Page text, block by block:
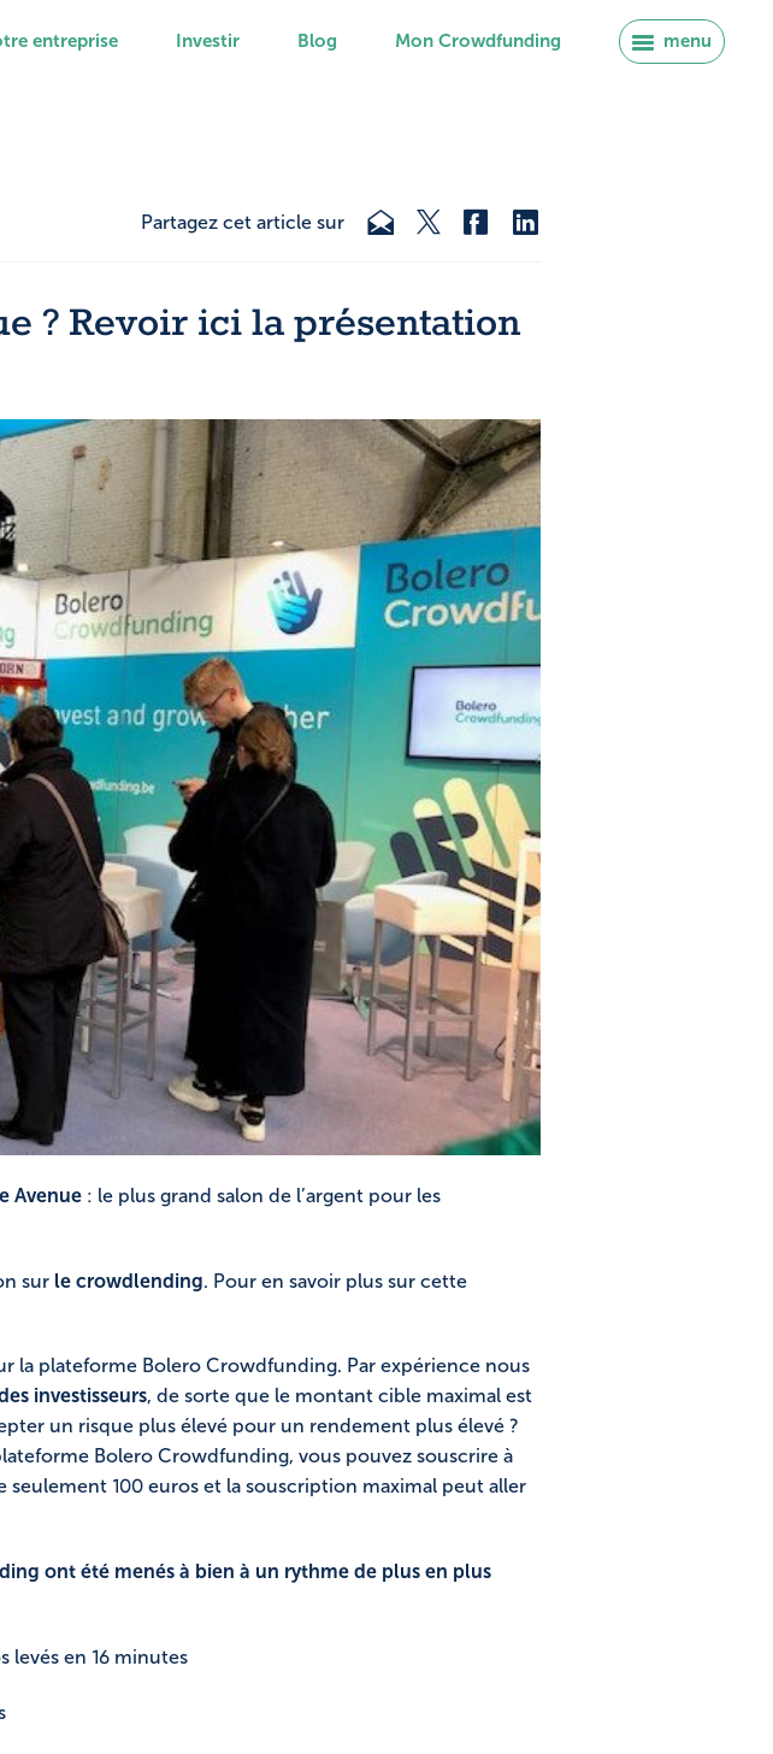
entreprise Investir Blog Mon Crowdfunding menu
Partagez cet article sur
? Revoir ici la présentation
Avenue : le plus grand salon de l’argent pour les
sur le crowdlending. Pour en savoir plus sur cette
la plateforme Bolero Crowdfunding. Par expérience nous
investisseurs, de sorte que le montant cible maximal est
un risque plus élevé pour un rendement plus élevé ?
Bolero Crowdfunding, vous pouvez souscrire à
seulement 100 euros et la souscription maximal peut aller
ont été menés à bien à un rythme de plus en plus
levés en 16 minutes